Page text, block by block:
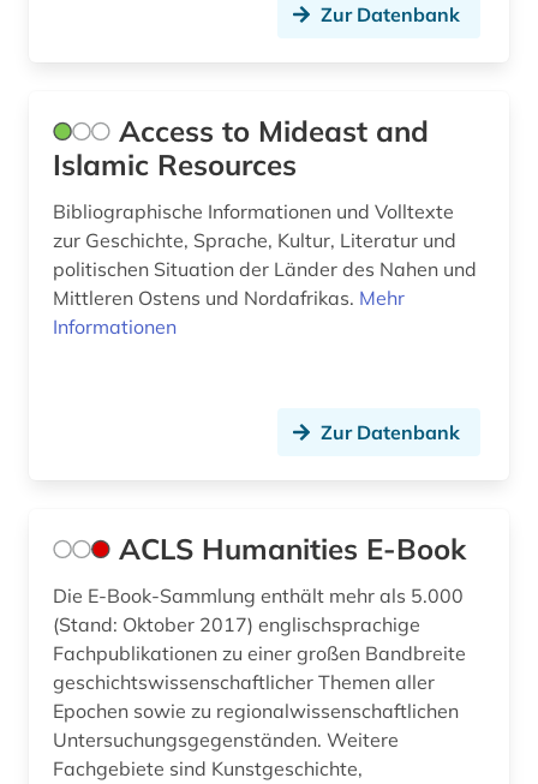
carl immanuel [bearb.] (1)
carmelite studies (1)
chemie (7)
china (4)
choral (2)
chorgestühl (1)
christliche existenz (1)
christliche ikonographie (1)
christliche kunst (4)
christliche literatur (4)
christliche mission (1)
Zur Datenbank
Access to Mideast and
Islamic Resources
Bibliographische Informationen und Volltexte
zur Geschichte, Sprache, Kultur, Literatur und
politischen Situation der Länder des Nahen und
Mittleren Ostens und Nordafrikas. Mehr
Informationen
Zur Datenbank
ACLS Humanities E-Book
Die E-Book-Sammlung enthält mehr als 5.000
(Stand: Oktober 2017) englischsprachige
Fachpublikationen zu einer großen Bandbreite
geschichtswissenschaftlicher Themen aller
Epochen sowie zu regionalwissenschaftlichen
Untersuchungsgegenständen. Weitere
Fachgebiete sind Kunstgeschichte,